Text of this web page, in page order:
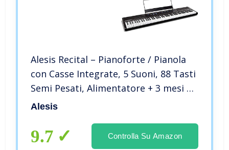
Alesis Recital – Pianoforte / Pianola
con Casse Integrate, 5 Suoni, 88 Tasti
Semi Pesati, Alimentatore + 3 mesi di
Abbonamento Skoove Premium
Alesis
9.7 Controlla Su Amazon